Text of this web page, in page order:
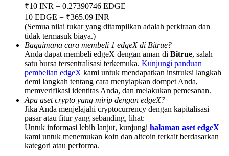
BTC Welcome Rewards
Deposit & Trade BTC to Share 25000 USDT prize pool!
Deposit CASHCAT & Win
Share 500000 CASHCAT prize pool
₹10 INR = 0.27390746 EDGE
10 EDGE = ₹365.09 INR
(Semua nilai tukar yang ditampilkan adalah perkiraan dan
tidak termasuk biaya.)
Bagaimana cara membeli 1 edgeX di Bitrue?
Anda dapat membeli edgeX dengan aman di Bitrue, salah
satu bursa tersentralisasi terkemuka. Kunjungi panduan
pembelian edgeX kami untuk mendapatkan instruksi langkah
demi langkah tentang cara menyiapkan dompet Anda,
memverifikasi identitas Anda, dan melakukan pemesanan.
Apa aset crypto yang mirip dengan edgeX?
Jika Anda menjelajahi cryptocurrency dengan kapitalisasi
pasar atau fitur yang sebanding, lihat:
Untuk informasi lebih lanjut, kunjungi halaman aset edgeX
kami untuk menemukan koin dan altcoin terkait berdasarkan
kategori atau performa.